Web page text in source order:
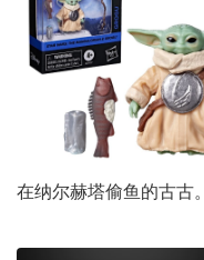
在纳尔赫塔偷鱼的古古。